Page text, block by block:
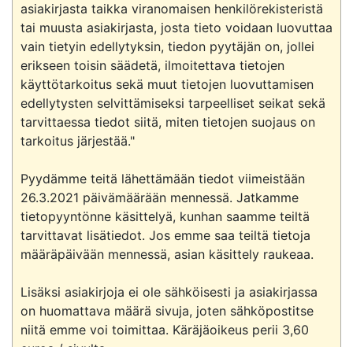
asiakirjasta taikka viranomaisen henkilörekisteristä
tai muusta asiakirjasta, josta tieto voidaan luovuttaa
vain tietyin edellytyksin, tiedon pyytäjän on, jollei
erikseen toisin säädetä, ilmoitettava tietojen
käyttötarkoitus sekä muut tietojen luovuttamisen
edellytysten selvittämiseksi tarpeelliset seikat sekä
tarvittaessa tiedot siitä, miten tietojen suojaus on
tarkoitus järjestää."
Pyydämme teitä lähettämään tiedot viimeistään
26.3.2021 päivämäärään mennessä. Jatkamme
tietopyyntönne käsittelyä, kunhan saamme teiltä
tarvittavat lisätiedot. Jos emme saa teiltä tietoja
määräpäivään mennessä, asian käsittely raukeaa.
Lisäksi asiakirjoja ei ole sähköisesti ja asiakirjassa
on huomattava määrä sivuja, joten sähköpostitse
niitä emme voi toimittaa. Käräjäoikeus perii 3,60